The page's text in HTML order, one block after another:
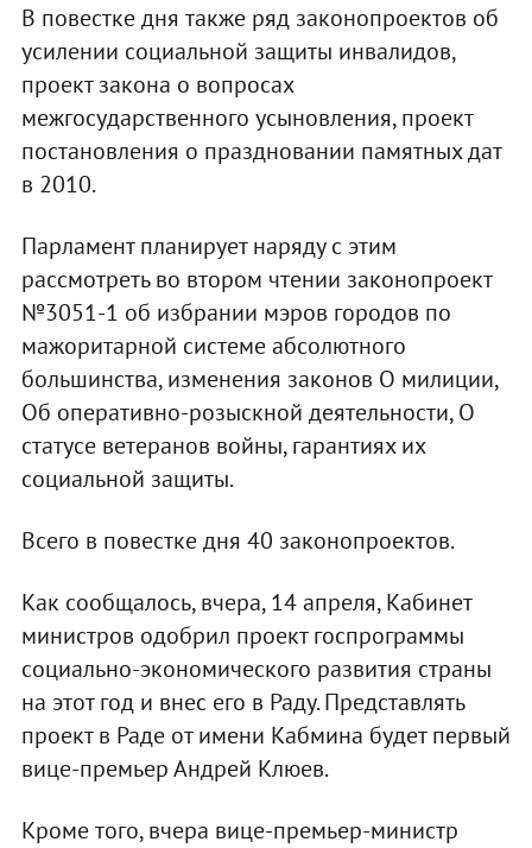
В повестке дня также ряд законопроектов об
усилении социальной защиты инвалидов,
проект закона о вопросах
межгосударственного усыновления, проект
постановления о праздновании памятных дат
в 2010.
Парламент планирует наряду с этим
рассмотреть во втором чтении законопроект
№3051-1 об избрании мэров городов по
мажоритарной системе абсолютного
большинства, изменения законов О милиции,
Об оперативно-розыскной деятельности, О
статусе ветеранов войны, гарантиях их
социальной защиты.
Всего в повестке дня 40 законопроектов.
Как сообщалось, вчера, 14 апреля, Кабинет
министров одобрил проект госпрограммы
социально-экономического развития страны
на этот год и внес его в Раду. Представлять
проект в Раде от имени Кабмина будет первый
вице-премьер Андрей Клюев.
Кроме того, вчера вице-премьер-министр